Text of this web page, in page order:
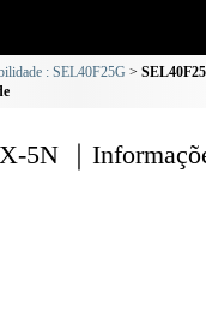
: SEL40F25G
5N ｜